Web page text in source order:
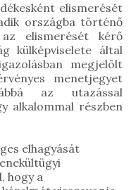
elismerését
országba történő
elismerését kérő
külképviselete által
megjelölt
menetjegyet
az utazással
alkalommal részben
elhagyását
hogy a